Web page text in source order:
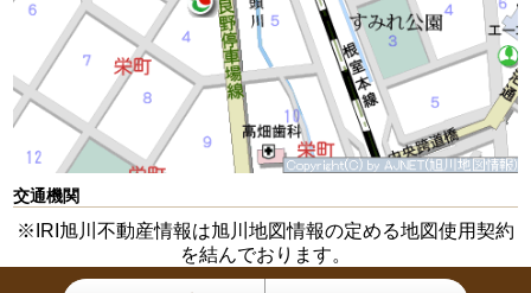
交通機関
※IRI旭川不動産情報は旭川地図情報の定める地図使用契約
を結んでおります。